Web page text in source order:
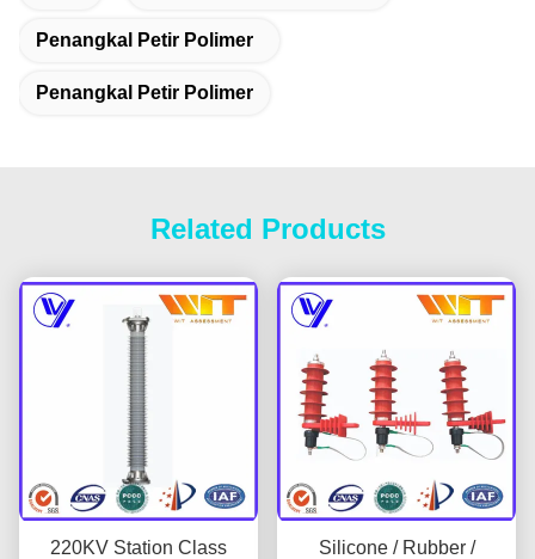
Penangkal Petir Polimer
Penangkal Petir Polimer
Related Products
220KV Station Class
Silicone / Rubber /